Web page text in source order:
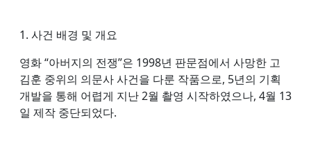
1. 사건 배경 및 개요
영화 “아버지의 전쟁”은 1998년 판문점에서 사망한 고
김훈 중위의 의문사 사건을 다룬 작품으로, 5년의 기획
개발을 통해 어렵게 지난 2월 촬영 시작하였으나, 4월 13
일 제작 중단되었다.